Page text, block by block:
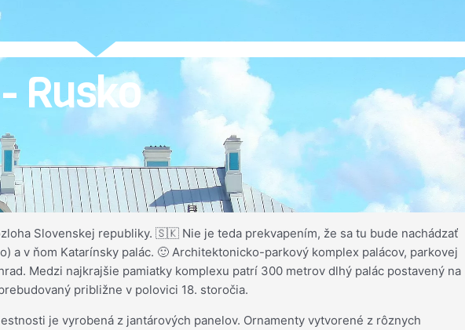
Rusko
Slovenskej republiky. 🇸🇰 Nie je teda prekvapením, že sa tu bude nachádzať
a v ňom Katarínsky palác. 🙂 Architektonicko-parkový komplex palácov, parkovej
Medzi najkrajšie pamiatky komplexu patrí 300 metrov dlhý palác postavený na
približne v polovici 18. storočia.
je vyrobená z jantárových panelov. Ornamenty vytvorené z rôznych